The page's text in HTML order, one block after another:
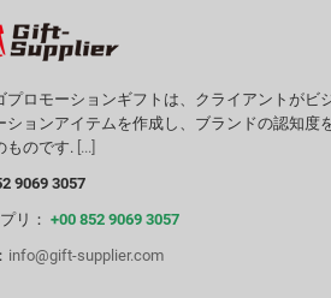
プロモーションギフトは、クライアントがビ
ションアイテムを作成し、ブランドの認知度
ものです. [...]
9069 3057
リ： +00 852 9069 3057
info@gift-supplier.com